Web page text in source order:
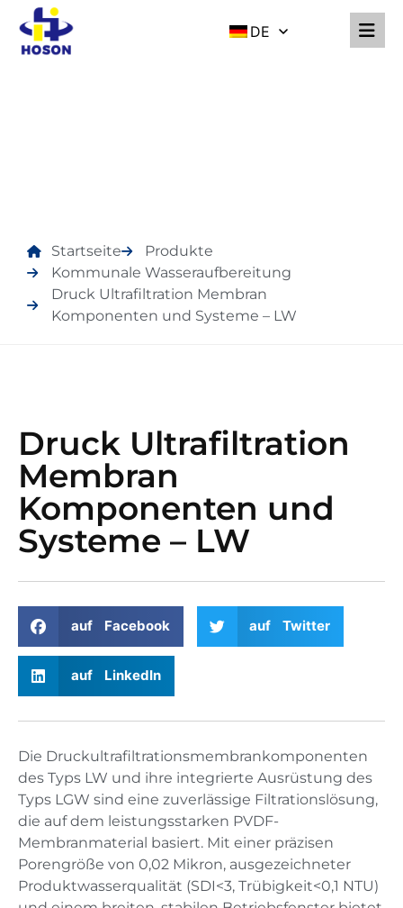
DE
Startseite
Produkte
Kommunale Wasseraufbereitung
Druck Ultrafiltration Membran
Komponenten und Systeme – LW
Druck Ultrafiltration
Membran
Komponenten und
Systeme – LW
auf Facebook auf Twitter
auf LinkedIn
Die Druckultrafiltrationsmembrankomponenten
des Typs LW und ihre integrierte Ausrüstung des
Typs LGW sind eine zuverlässige Filtrationslösung,
die auf dem leistungsstarken PVDF-
Membranmaterial basiert. Mit einer präzisen
Porengröße von 0,02 Mikron, ausgezeichneter
Produktwasserqualität (SDI<3, Trübigkeit<0,1 NTU)